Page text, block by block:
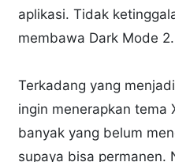
aplikasi. Tidak
membawa Dark Mode
Terkadang yang
ingin menerapkan tema
banyak yang belum
supaya bisa permanen.